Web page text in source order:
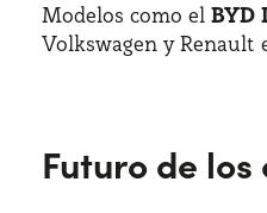
Modelos como el BYD
Volkswagen y Renault
Futuro de